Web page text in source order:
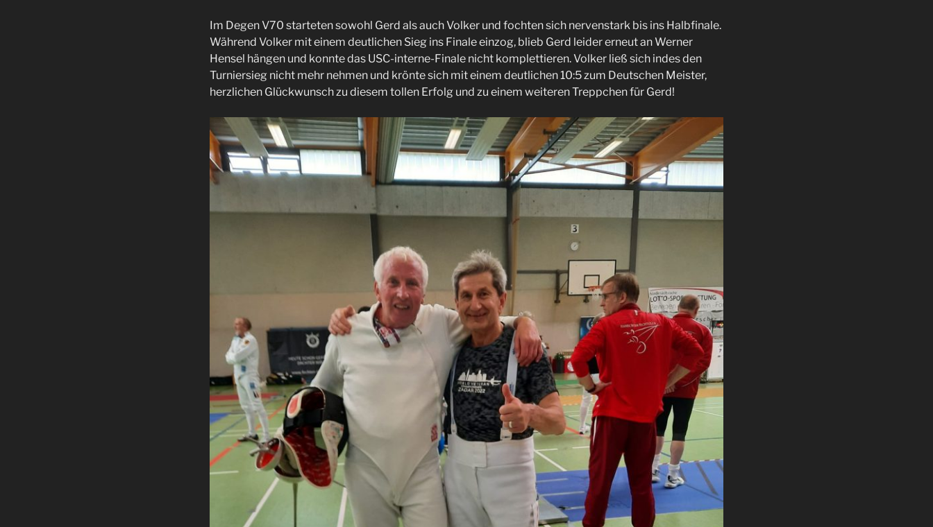
Im Degen V70 starteten sowohl Gerd als auch Volker und fochten sich nervenstark bis ins Halbfinale.
Während Volker mit einem deutlichen Sieg ins Finale einzog, blieb Gerd leider erneut an Werner
Hensel hängen und konnte das USC-interne-Finale nicht komplettieren. Volker ließ sich indes den
Turniersieg nicht mehr nehmen und krönte sich mit einem deutlichen 10:5 zum Deutschen Meister,
herzlichen Glückwunsch zu diesem tollen Erfolg und zu einem weiteren Treppchen für Gerd!